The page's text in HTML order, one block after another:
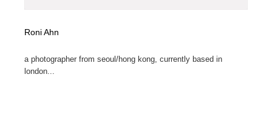
Roni Ahn
a photographer from seoul/hong kong, currently based in
london...